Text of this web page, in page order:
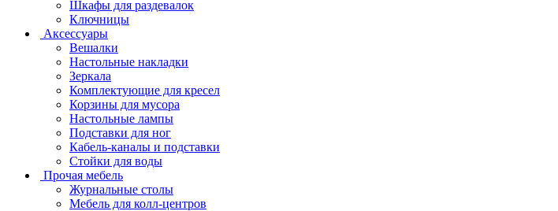
Шкафы для раздевалок
Ключницы
Аксессуары
Вешалки
Настольные накладки
Зеркала
Комплектующие для кресел
Корзины для мусора
Настольные лампы
Подставки для ног
Кабель-каналы и подставки
Стойки для воды
Прочая мебель
Журнальные столы
Мебель для колл-центров